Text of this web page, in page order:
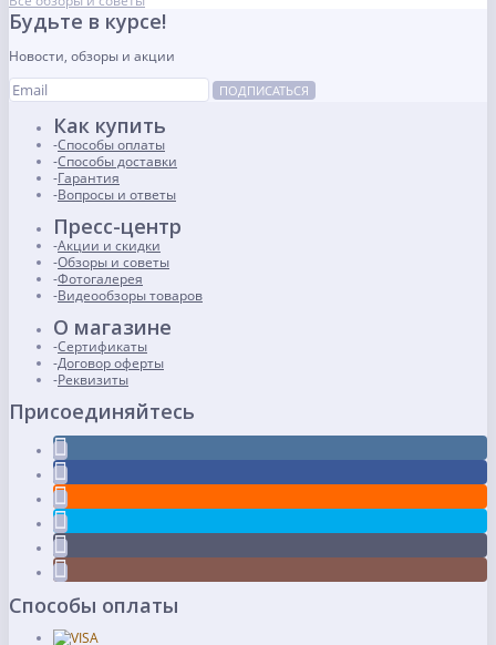
Будьте в курсе!
Новости, обзоры и акции
ПОДПИСАТЬСЯ
Как купить
Способы оплаты
Способы доставки
Гарантия
Вопросы и ответы
Пресс-центр
Акции и скидки
Обзоры и советы
Фотогалерея
Видеообзоры товаров
О магазине
Сертификаты
Договор оферты
Реквизиты
Присоединяйтесь
Способы оплаты